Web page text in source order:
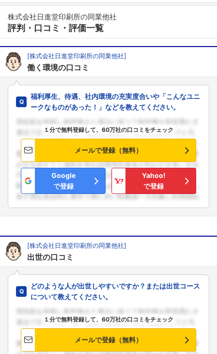
株式会社日進堂印刷所の同業他社
評判・口コミ・評価一覧
[株式会社日進堂印刷所の同業他社]
働く環境の口コミ
福利厚生、待遇、社内環境の充実度合いや「こんなユニ
ークなものがあった！」などを教えてください。
１分で無料登録して、60万社の口コミをチェック
メールで登録（無料）
Google
で登録
Yahoo!
で登録
[株式会社日進堂印刷所の同業他社]
出世の口コミ
どのような人が出世しやすいですか？または出世コース
について教えてください。
１分で無料登録して、60万社の口コミをチェック
メールで登録（無料）